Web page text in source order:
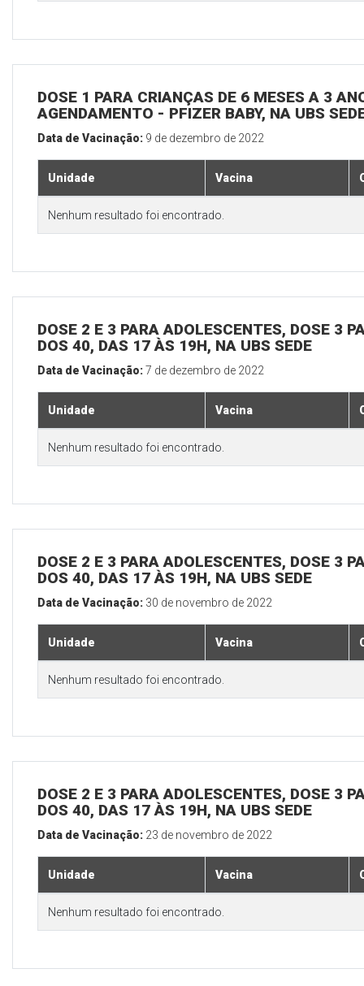
DOSE 1 PARA CRIANÇAS DE 6 MESES A 3
AGENDAMENTO - PFIZER BABY, NA UBS
Data de Vacinação: 9 de dezembro de 2022
Unidade Vacina
Nenhum resultado foi encontrado.
DOSE 2 E 3 PARA ADOLESCENTES, DOSE 3
DOS 40, DAS 17 ÀS 19H, NA UBS SEDE
Data de Vacinação:7 de dezembro de 2022
Unidade Vacina
Nenhum resultado foi encontrado.
DOSE 2 E 3 PARA ADOLESCENTES, DOSE 3
DOS 40, DAS 17 ÀS 19H, NA UBS SEDE
Data de Vacinação: 30 de novembro de 2022
Unidade Vacina
Nenhum resultado foi encontrado.
DOSE 2 E 3 PARA ADOLESCENTES, DOSE 3
DOS 40, DAS 17 ÀS 19H, NA UBS SEDE
Data de Vacinação: 23 de novembro de 2022
Unidade Vacina
Nenhum resultado foi encontrado.